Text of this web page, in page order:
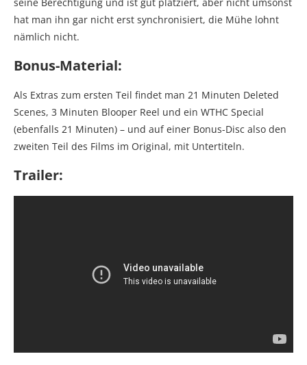
hat man ihn gar nicht erst synchronisiert, die Mühe lohnt
nämlich nicht.
Bonus-Material:
Als Extras zum ersten Teil findet man 21 Minuten Deleted
Scenes, 3 Minuten Blooper Reel und ein WTHC Special
(ebenfalls 21 Minuten) – und auf einer Bonus-Disc also den
zweiten Teil des Films im Original, mit Untertiteln.
Trailer: